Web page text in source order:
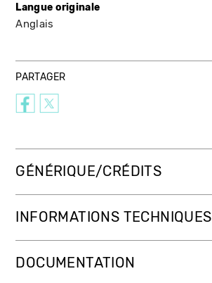
Langue originale
Anglais
PARTAGER
GÉNÉRIQUE/CRÉDITS
INFORMATIONS TECHNIQUES
DOCUMENTATION